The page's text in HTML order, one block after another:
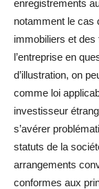
enregistrements
notamment le cas
immobiliers et
l’entreprise en
d’illustration, on
comme loi
investisseur
s’avérer
statuts de la
arrangements
conformes aux